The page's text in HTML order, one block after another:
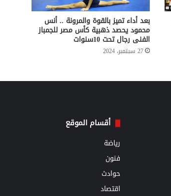
بعد أداء تميز بالقوة والمرونة .. أنس
محمود يحصد ذهبية كأس مصر للجمباز
الفنى رجال تحت 10سنوات
27 سبتمبر، 2024
أقسام الموقع
رياضة
فنون
حوادث
اقتصاد